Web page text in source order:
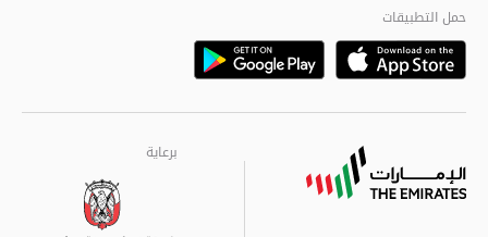
مراكز خدمة أبوظبى
حمل التطبيقات
Google
Playstore
برعاية
برعاية